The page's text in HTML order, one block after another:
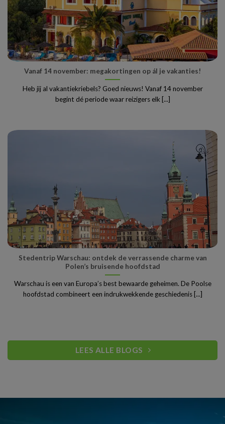
Vanaf 14 november: megakortingen op ál je vakanties!
Heb jij al vakantiekriebels? Goed nieuws! Vanaf 14 november
begint dé periode waar reizigers elk [...]
Stedentrip Warschau: ontdek de verrassende charme van
Polen’s bruisende hoofdstad
Warschau is een van Europa’s best bewaarde geheimen. De Poolse
hoofdstad combineert een indrukwekkende geschiedenis [...]
LEES ALLE BLOGS